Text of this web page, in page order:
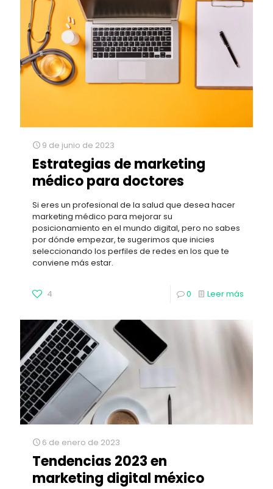
9 de junio de 2023
Estrategias de marketing
médico para doctores
Si eres un profesional de la salud que desea hacer
marketing médico para mejorar su
posicionamiento en el mundo digital, pero no sabes
por dónde empezar, te sugerimos que inicies
seleccionando los perfiles de redes en los que te
conviene más estar.
4 0 Leer más
6 de enero de 2023
Tendencias 2023 en
marketing digital méxico